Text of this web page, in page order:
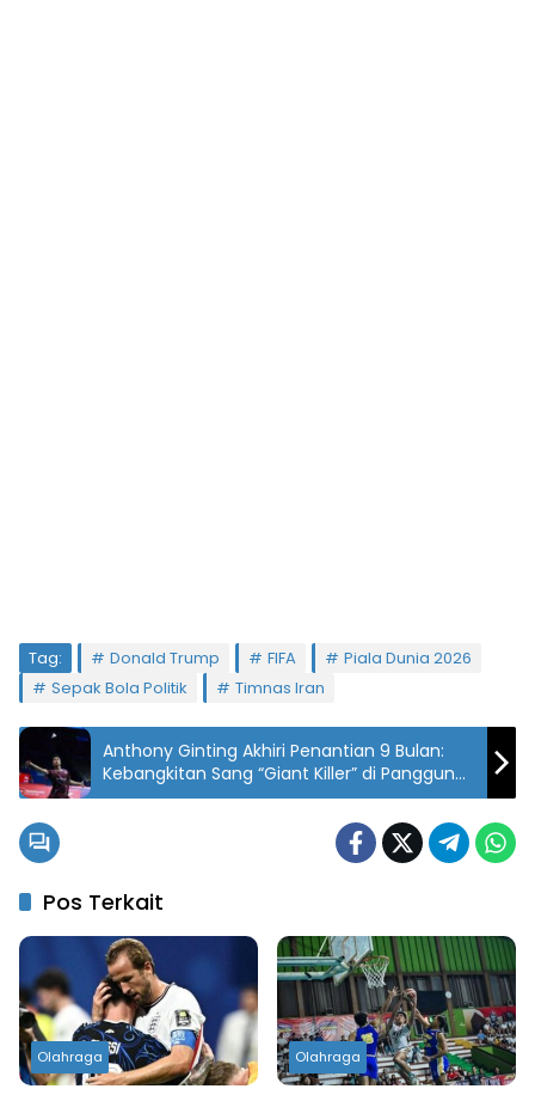
Tag: Donald Trump FIFA
Piala Dunia 2026
Sepak Bola Politik
Timnas Iran
Anthony Ginting Akhiri Penantian 9 Bulan:
Kebangkitan Sang “Giant Killer” di Panggung
Dunia
Pos Terkait
Olahraga Olahraga